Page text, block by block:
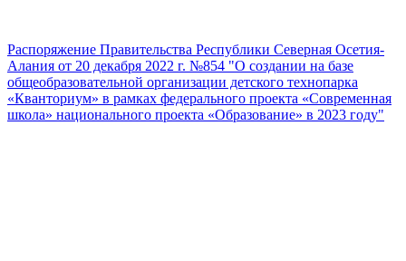
Распоряжение Правительства Республики Северная Осетия-
Алания от 20 декабря 2022 г. №854 "О создании на базе
общеобразовательной организации детского технопарка
«Кванториум» в рамках федерального проекта «Современная
школа» национального проекта «Образование» в 2023 году"